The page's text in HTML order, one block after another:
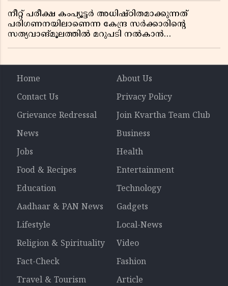
നീറ്റ് പരീക്ഷ കംപ്യൂട്ടർ അധിഷ്ഠിതമാക്കുന്നത്
പരിഗണനയിലാണെന്ന കേന്ദ്ര സർക്കാരിൻ്റെ
സത്യവാങ്മൂലത്തിൽ മറുപടി നൽകാൻ
Home
About Us
Contact Us
Privacy Policy
Grievance Redressal
Join Kvartha Team Club
News
Business
Jobs
Health
Food & Recipes
Entertainment
Education
Technology
Aadhaar & PAN News
Gadgets
Lifestyle
Local-News
Religion & Spirituality
Video
Fact-Check
Fashion
Travel & Tourism
Article